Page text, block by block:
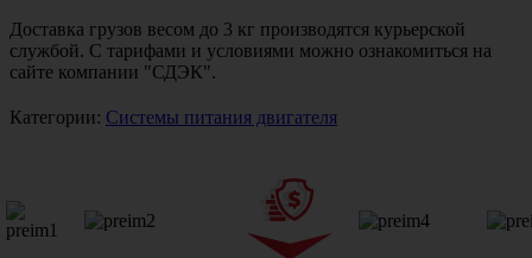
Доставка грузов весом до 3 кг производятся курьерской
службой. С тарифами и условиями можно ознакомиться на
сайте компании "СДЭК".
Категории: Системы питания двигателя